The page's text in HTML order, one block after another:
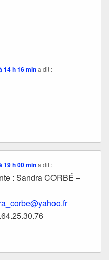
14 h 16 mina dit :
19 h 00 min a dit :
: Sandra CORBÉ –